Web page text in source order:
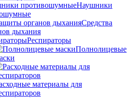
Наушники
Средства
дыхания
Респираторы
Полнолицевые
материалы для